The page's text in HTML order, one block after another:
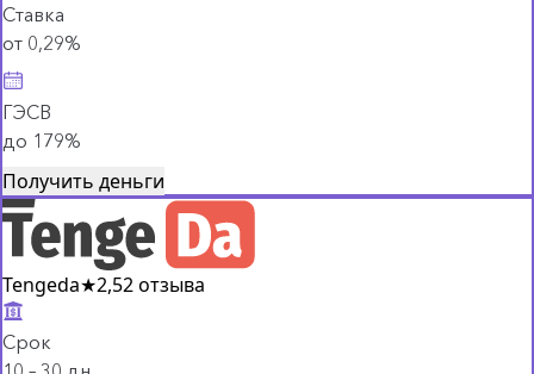
Ставка
от 0,29%
ГЭСВ
до 179%
Получить деньги
Tengeda★2,52 отзыва
Срок